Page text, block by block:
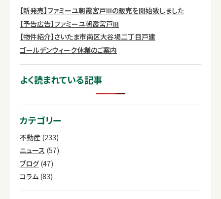
【新発売】ファミーユ朝霞宮戸IIIの販売を開始致しました
【予告広告】ファミーユ朝霞宮戸III
【物件紹介】さいたま市南区大谷場二丁目戸建
ゴールデンウィーク休業のご案内
よく読まれている記事
カテゴリー
不動産 (233)
ニュース (57)
ブログ(47)
コラム (83)